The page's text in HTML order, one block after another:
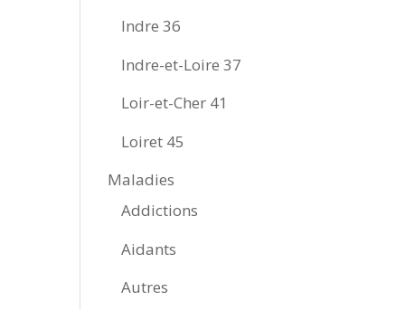
Indre 36
Indre-et-Loire 37
Loir-et-Cher 41
Loiret 45
Maladies
Addictions
Aidants
Autres